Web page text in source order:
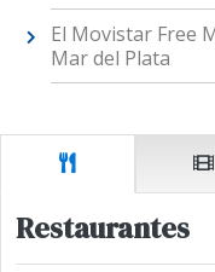
El Movistar Free
Mar del Plata
Restaurantes